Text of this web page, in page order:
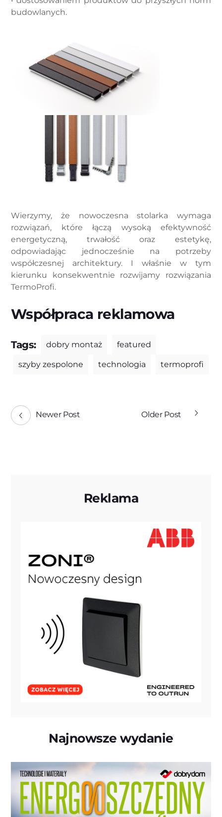
budowlanych.
Wierzymy, że nowoczesna stolarka wymaga
rozwiązań, które łączą wysoką efektywność
energetyczną, trwałość oraz estetykę,
odpowiadając jednocześnie na potrzeby
współczesnej architektury. I właśnie w tym
kierunku konsekwentnie rozwijamy rozwiązania
TermoProfi.
Współpraca reklamowa
Tags: dobry montaż featured
szyby zespolone technologia termoprofi
Newer Post Older Post
Reklama
Najnowsze wydanie